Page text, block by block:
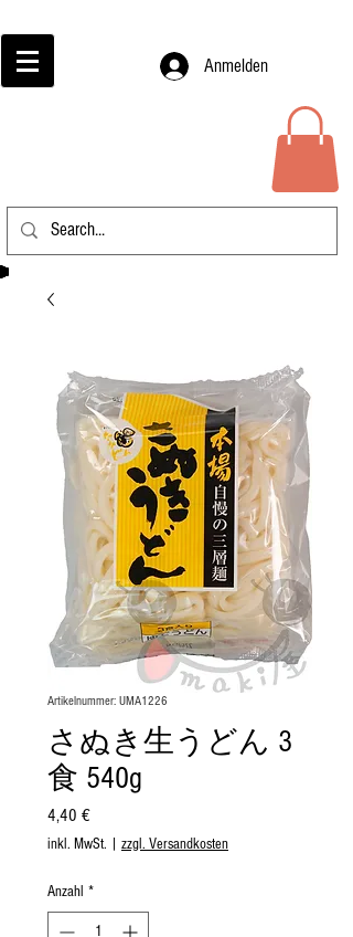
Anmelden
Artikelnummer: UMA1226
さぬき生うどん 3
食 540g
4,40 €Preis
inkl. MwSt. zzgl. Versandkosten
Anzahl *